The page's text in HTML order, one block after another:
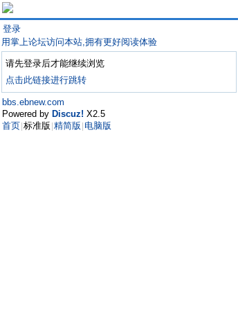
登录
用掌上论坛访问本站,拥有更好阅读体验
请先登录后才能继续浏览
点击此链接进行跳转
bbs.ebnew.com
Powered by Discuz! X2.5
首页 标准版 精简版 电脑版